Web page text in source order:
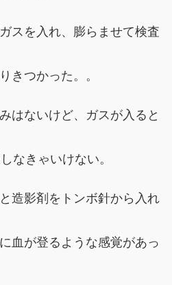
スを入れ、膨らませて検査
きつかった。。
はないけど、ガスが入ると
なきゃいけない。
造影剤をトンボ針から入れ
血が登るような感覚があっ